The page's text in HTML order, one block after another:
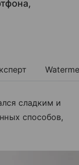
сладким и
способов,